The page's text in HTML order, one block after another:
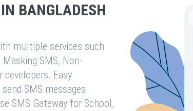
BANGLADESH
multiple services such
, Masking SMS, Non-
Easy
SMS messages
SMS Gateway for School,